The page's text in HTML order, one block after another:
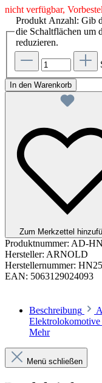
nicht verfügbar,
Produkt Anzahl: Gib
die Schaltflächen um
reduzieren.
In den Warenkorb
Zum Merkzettel
Produktnummer: AD-
Hersteller: ARNOLD
Herstellernummer:
EAN: 5063129024093
Beschreibung
Mehr
Menü schließen